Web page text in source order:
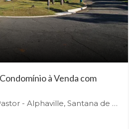
à Venda com
- Alphaville, Santana de Parnaíba-SP